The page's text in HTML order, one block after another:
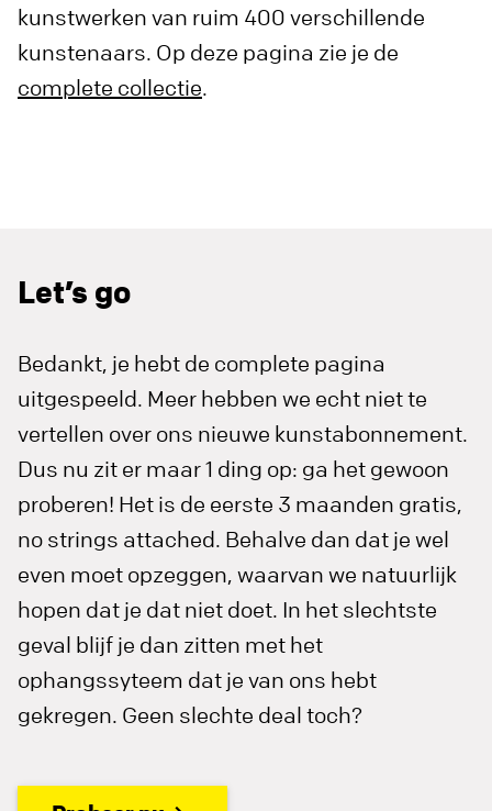
kunstwerken van ruim 400 verschillende
kunstenaars. Op deze pagina zie je de
complete collectie.
Let’s go
Bedankt, je hebt de complete pagina
uitgespeeld. Meer hebben we echt niet te
vertellen over ons nieuwe kunstabonnement.
Dus nu zit er maar 1 ding op: ga het gewoon
proberen! Het is de eerste 3 maanden gratis,
no strings attached. Behalve dan dat je wel
even moet opzeggen, waarvan we natuurlijk
hopen dat je dat niet doet. In het slechtste
geval blijf je dan zitten met het
ophangssyteem dat je van ons hebt
gekregen. Geen slechte deal toch?